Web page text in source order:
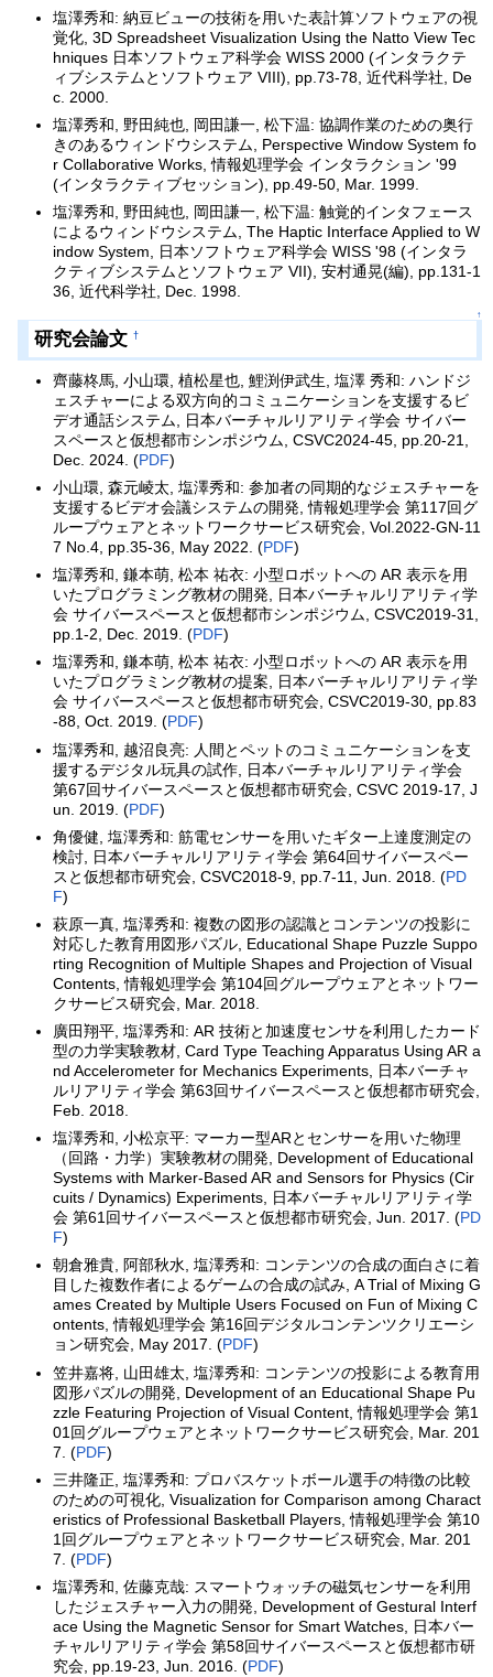
塩澤秀和: 納豆ビューの技術を用いた表計算ソフトウェアの視
覚化, 3D Spreadsheet Visualization Using the Natto View Tec
hniques 日本ソフトウェア科学会 WISS 2000 (インタラクテ
ィブシステムとソフトウェア VIII), pp.73-78, 近代科学社, De
c. 2000.
塩澤秀和, 野田純也, 岡田謙一, 松下温: 協調作業のための奥行
きのあるウィンドウシステム, Perspective Window System fo
r Collaborative Works, 情報処理学会 インタラクション '99
(インタラクティブセッション), pp.49-50, Mar. 1999.
塩澤秀和, 野田純也, 岡田謙一, 松下温: 触覚的インタフェース
によるウィンドウシステム, The Haptic Interface Applied to W
indow System, 日本ソフトウェア科学会 WISS '98 (インタラ
クティブシステムとソフトウェア VII), 安村通晃(編), pp.131-1
36, 近代科学社, Dec. 1998.
↑
研究会論文 †
齊藤柊馬, 小山環, 植松星也, 鯉渕伊武生, 塩澤 秀和: ハンドジ
ェスチャーによる双方向的コミュニケーションを支援するビ
デオ通話システム, 日本バーチャルリアリティ学会 サイバー
スペースと仮想都市シンポジウム, CSVC2024-45, pp.20-21,
Dec. 2024. (PDF)
小山環, 森元崚太, 塩澤秀和: 参加者の同期的なジェスチャーを
支援するビデオ会議システムの開発, 情報処理学会 第117回グ
ループウェアとネットワークサービス研究会, Vol.2022-GN-11
7 No.4, pp.35-36, May 2022. (PDF)
塩澤秀和, 鎌本萌, 松本 祐衣: 小型ロボットへの AR 表示を用
いたプログラミング教材の開発, 日本バーチャルリアリティ学
会 サイバースペースと仮想都市シンポジウム, CSVC2019-31,
pp.1-2, Dec. 2019. (PDF)
塩澤秀和, 鎌本萌, 松本 祐衣: 小型ロボットへの AR 表示を用
いたプログラミング教材の提案, 日本バーチャルリアリティ学
会 サイバースペースと仮想都市研究会, CSVC2019-30, pp.83
-88, Oct. 2019. (PDF)
塩澤秀和, 越沼良亮: 人間とペットのコミュニケーションを支
援するデジタル玩具の試作, 日本バーチャルリアリティ学会
第67回サイバースペースと仮想都市研究会, CSVC 2019-17, J
un. 2019. (PDF)
角優健, 塩澤秀和: 筋電センサーを用いたギター上達度測定の
検討, 日本バーチャルリアリティ学会 第64回サイバースペー
スと仮想都市研究会, CSVC2018-9, pp.7-11, Jun. 2018. (PD
F)
萩原一真, 塩澤秀和: 複数の図形の認識とコンテンツの投影に
対応した教育用図形パズル, Educational Shape Puzzle Suppo
rting Recognition of Multiple Shapes and Projection of Visual
Contents, 情報処理学会 第104回グループウェアとネットワー
クサービス研究会, Mar. 2018.
廣田翔平, 塩澤秀和: AR 技術と加速度センサを利用したカード
型の力学実験教材, Card Type Teaching Apparatus Using AR a
nd Accelerometer for Mechanics Experiments, 日本バーチャ
ルリアリティ学会 第63回サイバースペースと仮想都市研究会,
Feb. 2018.
塩澤秀和, 小松京平: マーカー型ARとセンサーを用いた物理
（回路・力学）実験教材の開発, Development of Educational
Systems with Marker-Based AR and Sensors for Physics (Cir
cuits / Dynamics) Experiments, 日本バーチャルリアリティ学
会 第61回サイバースペースと仮想都市研究会, Jun. 2017. (PD
F)
朝倉雅貴, 阿部秋水, 塩澤秀和: コンテンツの合成の面白さに着
目した複数作者によるゲームの合成の試み, A Trial of Mixing G
ames Created by Multiple Users Focused on Fun of Mixing C
ontents, 情報処理学会 第16回デジタルコンテンツクリエーシ
ョン研究会, May 2017. (PDF)
笠井嘉将, 山田雄太, 塩澤秀和: コンテンツの投影による教育用
図形パズルの開発, Development of an Educational Shape Pu
zzle Featuring Projection of Visual Content, 情報処理学会 第1
01回グループウェアとネットワークサービス研究会, Mar. 201
7. (PDF)
三井隆正, 塩澤秀和: プロバスケットボール選手の特徴の比較
のための可視化, Visualization for Comparison among Charact
eristics of Professional Basketball Players, 情報処理学会 第10
1回グループウェアとネットワークサービス研究会, Mar. 201
7. (PDF)
塩澤秀和, 佐藤克哉: スマートウォッチの磁気センサーを利用
したジェスチャー入力の開発, Development of Gestural Interf
ace Using the Magnetic Sensor for Smart Watches, 日本バー
チャルリアリティ学会 第58回サイバースペースと仮想都市研
究会, pp.19-23, Jun. 2016. (PDF)